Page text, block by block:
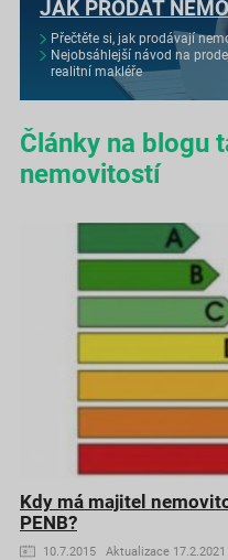
JAK PRODAT
Přečtěte si, jak prodávají
Nejobsáhlejší návod na
realitní makléře
Články na blogu
nemovitostí
Kdy má majitel
PENB?
10.7.2015 Aktualizace 17.2.2021